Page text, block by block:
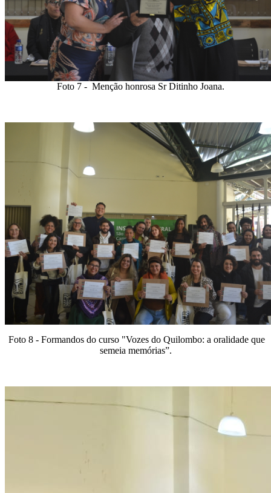
Foto 7 - Menção honrosa Sr Ditinho Joana.
Foto 8 - Formandos do curso "Vozes do Quilombo: a oralidade que
semeia memórias”.